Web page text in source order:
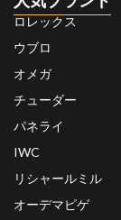
ロレックス
ウブロ
オメガ
チューダー
パネライ
IWC
リシャールミル
オーデマピゲ